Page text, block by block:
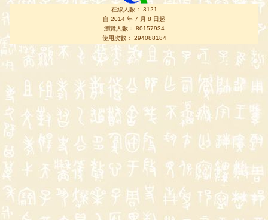
在線人數： 3121
自 2014 年 7 月 8 日起
瀏覽人數： 80157934
使用次數： 294088184